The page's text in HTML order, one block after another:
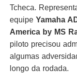
Tcheca.
equipe Yamaha
America by MS
piloto precisou
algumas
longo da rodada.